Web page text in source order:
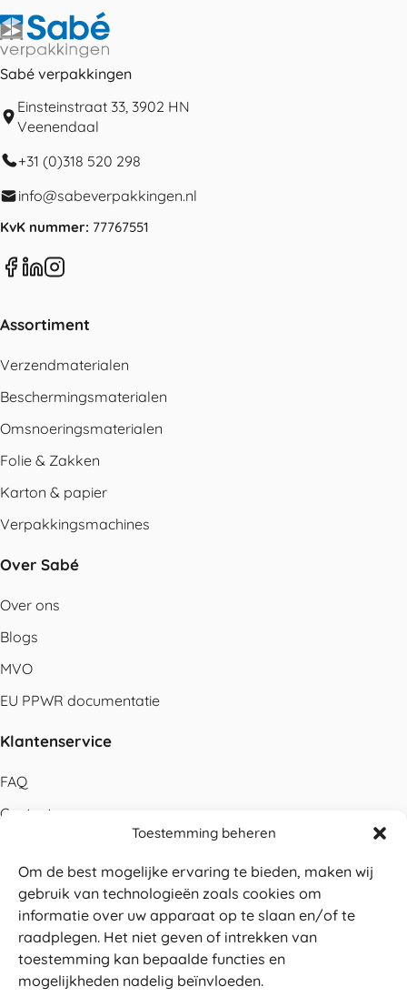
Toestemming beheren
Om de best mogelijke ervaring te bieden, maken wij
gebruik van technologieën zoals cookies om
informatie over uw apparaat op te slaan en/of te
raadplegen. Het niet geven of intrekken van
toestemming kan bepaalde functies en
mogelijkheden nadelig beïnvloeden.
Sabé verpakkingen
Einsteinstraat 33, 3902 HN
Veenendaal
+31 (0)318 520 298
info@sabeverpakkingen.nl
KvK nummer: 77767551
Assortiment
Verzendmaterialen
Beschermingsmaterialen
Omsnoeringsmaterialen
Folie & Zakken
Karton & papier
Verpakkingsmachines
Over Sabé
Over ons
Blogs
MVO
EU PPWR documentatie
Klantenservice
FAQ
Contact
Betalen
Levering
Retouren
Service en garantie